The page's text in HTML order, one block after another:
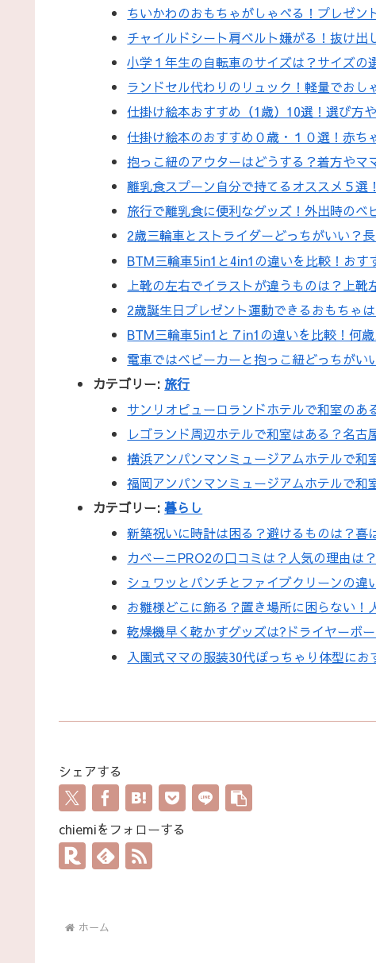
ちいかわのおもちゃがしゃべる！プレゼ
チャイルドシート肩ベルト嫌がる！抜け
小学１年生の自転車のサイズは？サイズの
ランドセル代わりのリュック！軽量でお
仕掛け絵本おすすめ（1歳）10選！選び方
仕掛け絵本のおすすめ０歳・１０選！赤
抱っこ紐のアウターはどうする？着方や
離乳食スプーン自分で持てるオススメ５選
旅行で離乳食に便利なグッズ！外出時のベ
2歳三輪車とストライダーどっちがいい？
BTM三輪車5in1と4in1の違いを比較！おす
上靴の左右でイラストが違うものは？上靴
2歳誕生日プレゼント運動できるおもちゃ
BTM三輪車5in1と７in1の違いを比較！何
電車ではベビーカーと抱っこ紐どっちがい
カテゴリー:旅行
サンリオピューロランドホテルで和室のあ
レゴランド周辺ホテルで和室はある？名古
横浜アンパンマンミュージアムホテルで和
福岡アンパンマンミュージアムホテルで和
カテゴリー:暮らし
新築祝いに時計は困る？避けるものは？喜
カベーニPRO2の口コミは？人気の理由は
シュワッとパンチとファイブクリーンの違
お雛様どこに飾る？置き場所に困らない！
乾燥機早く乾かすグッズは?ドライヤーボ
入園式ママの服装30代ぽっちゃり体型にお
シェアする
chiemiをフォローする
ホーム